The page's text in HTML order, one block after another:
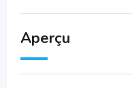
Aperçu